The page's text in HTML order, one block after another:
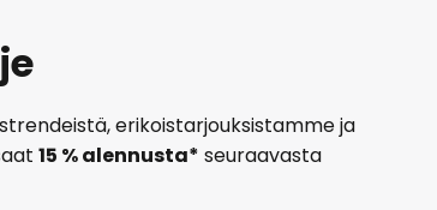
erikoistarjouksistamme ja
15 % alennusta* seuraavasta